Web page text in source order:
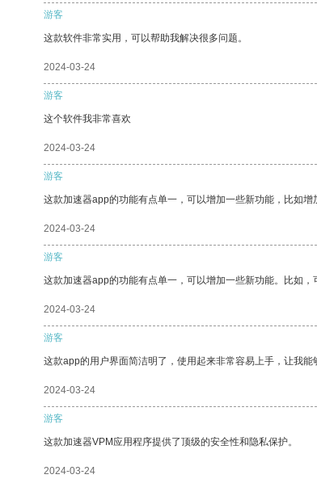
游客
这款软件非常实用，可以帮助我解决很多问题。
2024-03-24
游客
这个软件我非常喜欢
2024-03-24
游客
这款加速器app的功能有点单一，可以增加一些新功能，比如增
2024-03-24
游客
这款加速器app的功能有点单一，可以增加一些新功能。比如
2024-03-24
游客
这款app的用户界面简洁明了，使用起来非常容易上手，让我
2024-03-24
游客
这款加速器VPM应用程序提供了顶级的安全性和隐私保护。
2024-03-24